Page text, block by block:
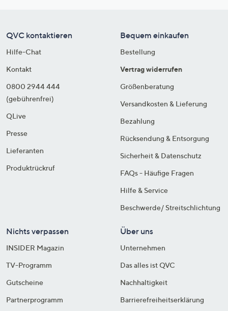
QVC kontaktieren
Hilfe-Chat
Kontakt
0800 2944 444
(gebührenfrei)
QLive
Presse
Lieferanten
Produktrückruf
Bequem einkaufen
Bestellung
Vertrag widerrufen
Größenberatung
Versandkosten & Lieferung
Bezahlung
Rücksendung & Entsorgung
Sicherheit & Datenschutz
FAQs - Häufige Fragen
Hilfe & Service
Beschwerde/ Streitschlichtung
Nichts verpassen
INSIDER Magazin
TV-Programm
Gutscheine
Partnerprogramm
Über uns
Unternehmen
Das alles ist QVC
Nachhaltigkeit
Barrierefreiheitserklärung